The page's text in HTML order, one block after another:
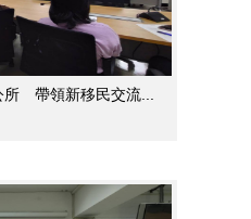
所 帶領新移民交流...